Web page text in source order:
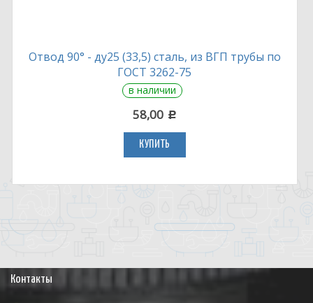
Отвод 90° - ду25 (33,5) сталь, из ВГП трубы по
ГОСТ 3262-75
в наличии
58,00 c
КУПИТЬ
Контакты